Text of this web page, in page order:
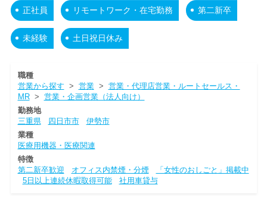
正社員 リモートワーク・在宅勤務 第二新卒
未経験 土日祝日休み
職種
営業から探す > 営業> 営業・代理店営業・ルートセールス・
MR> 営業・企画営業（法人向け）
勤務地
三重県
四日市市
伊勢市
業種
医療用機器・医療関連
特徴
第二新卒歓迎
オフィス内禁煙・分煙
「女性のおしごと」掲載中
5日以上連続休暇取得可能
社用車貸与